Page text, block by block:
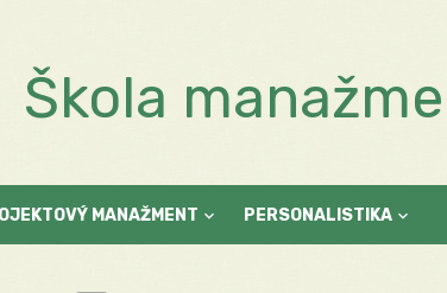
Škola
MANAŽMENT PERSONALISTIKA